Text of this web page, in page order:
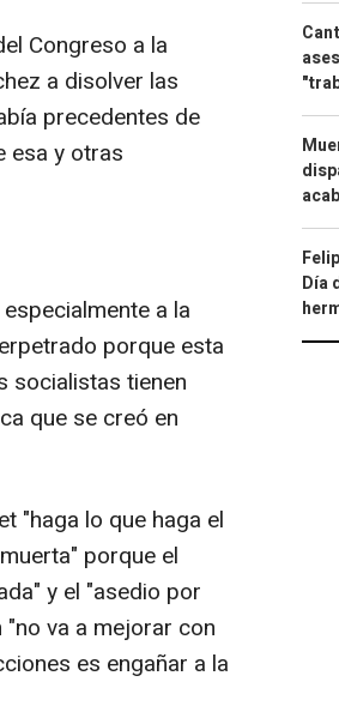
Congreso a la
a disolver las
precedentes de
esa y otras
a la
porque esta
socialistas tienen
que se creó en
"haga lo que haga el
porque el
y el "asedio por
va a mejorar con
es engañar a la
Día